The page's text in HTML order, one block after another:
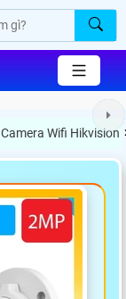
Camera Wifi Hikvision